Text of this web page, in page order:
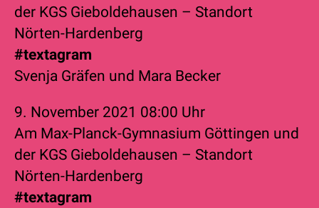
der KGS Gieboldehausen – Standort
Nörten-Hardenberg
#textagram
Svenja Gräfen und Mara Becker
9. November 2021 08:00 Uhr
Am Max-Planck-Gymnasium Göttingen und
der KGS Gieboldehausen – Standort
Nörten-Hardenberg
#textagram